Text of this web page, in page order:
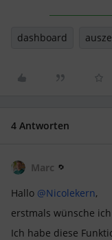
dashboard
4 Antworten
Marc
Hallo @Nicolekern,
erstmals wünsche
Ich habe diese